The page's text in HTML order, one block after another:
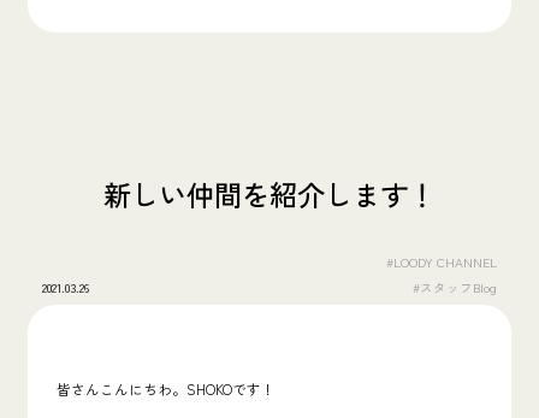
新しい仲間を紹介します！
2021.03.26
#LOODY CHANNEL
#スタッフBlog
皆さんこんにちわ。SHOKOです！